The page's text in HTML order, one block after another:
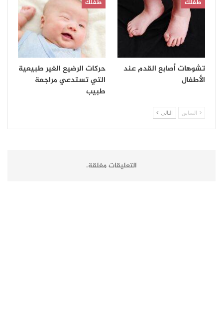
طفلك
تشوهات أصابع القدم عند
الأطفال
طفلك
حركات الرضيع الغير طبيعية
التي تستدعي مراجعة
طبيب
السابق التالى
التعليقات مغلقة.